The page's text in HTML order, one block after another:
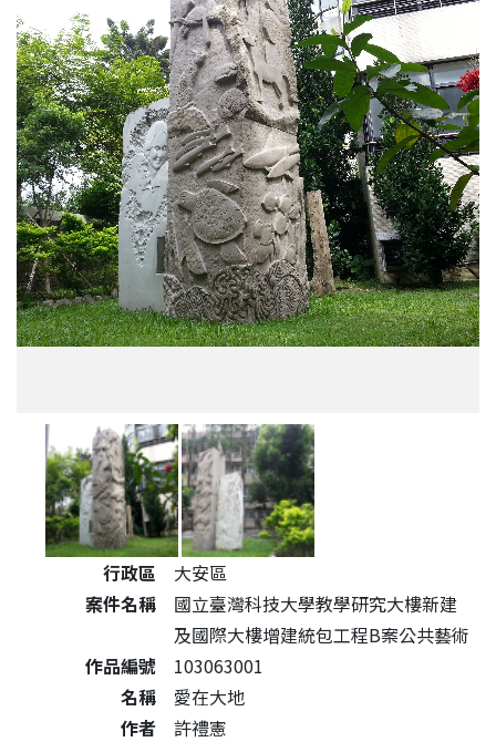
公共藝術作品詳細資料
行政區
大安區
案件名稱
國立臺灣科技大學教學研究大樓新建
及國際大樓增建統包工程B案公共藝術
作品編號
103063001
名稱
愛在大地
作者
許禮憲